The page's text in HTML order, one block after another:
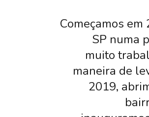
Começamos em
SP numa
muito
maneira de
2019,